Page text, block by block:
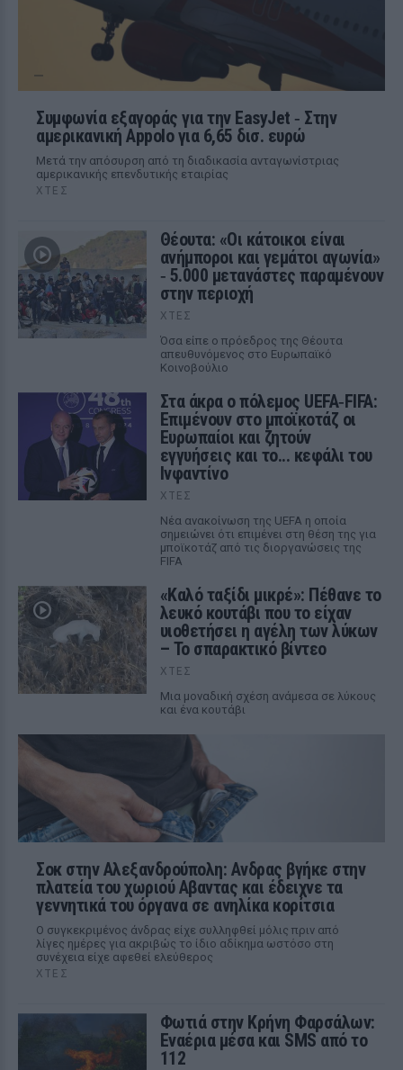
Συμφωνία εξαγοράς για την EasyJet ‑ Στην
αμερικανική Appolo για 6,65 δισ. ευρώ
Μετά την απόσυρση από τη διαδικασία ανταγωνίστριας
αμερικανικής επενδυτικής εταιρίας
ΧΤΕΣ
Θέουτα: «Οι κάτοικοι είναι
ανήμποροι και γεμάτοι αγωνία»
‑ 5.000 μετανάστες παραμένουν
στην περιοχή
ΧΤΕΣ
Όσα είπε ο πρόεδρος της Θέουτα
απευθυνόμενος στο Ευρωπαϊκό
Κοινοβούλιο
Στα άκρα ο πόλεμος UEFA‑FIFA:
Επιμένουν στο μποϊκοτάζ οι
Ευρωπαίοι και ζητούν
εγγυήσεις και το... κεφάλι του
Ινφαντίνο
ΧΤΕΣ
Νέα ανακοίνωση της UEFA η οποία
σημειώνει ότι επιμένει στη θέση της για
μποϊκοτάζ από τις διοργανώσεις της
FIFA
«Καλό ταξίδι μικρέ»: Πέθανε το
λευκό κουτάβι που το είχαν
υιοθετήσει η αγέλη των λύκων
– Το σπαρακτικό βίντεο
ΧΤΕΣ
Μια μοναδική σχέση ανάμεσα σε λύκους
και ένα κουτάβι
Σοκ στην Αλεξανδρούπολη: Ανδρας βγήκε στην
πλατεία του χωριού Αβαντας και έδειχνε τα
γεννητικά του όργανα σε ανηλίκα κορίτσια
Ο συγκεκριμένος άνδρας είχε συλληφθεί μόλις πριν από
λίγες ημέρες για ακριβώς το ίδιο αδίκημα ωστόσο στη
συνέχεια είχε αφεθεί ελεύθερος
ΧΤΕΣ
Φωτιά στην Κρήνη Φαρσάλων:
Εναέρια μέσα και SMS από το
112